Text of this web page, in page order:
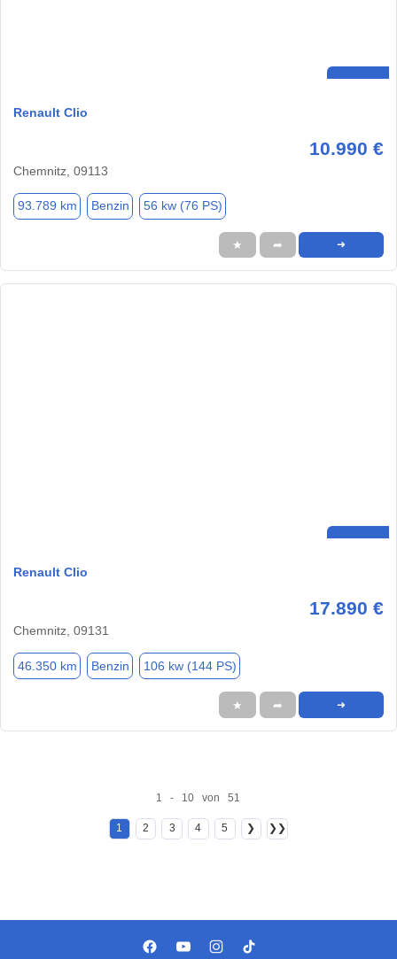
Renault Clio
10.990 €
Chemnitz, 09113
93.789 km Benzin 56 kw (76 PS)
★ ➦ ➜
Renault Clio
17.890 €
Chemnitz, 09131
46.350 km Benzin 106 kw (144 PS)
★ ➦ ➜
1 - 10 von 51
1 2 3 4 5 ❯ ❯❯